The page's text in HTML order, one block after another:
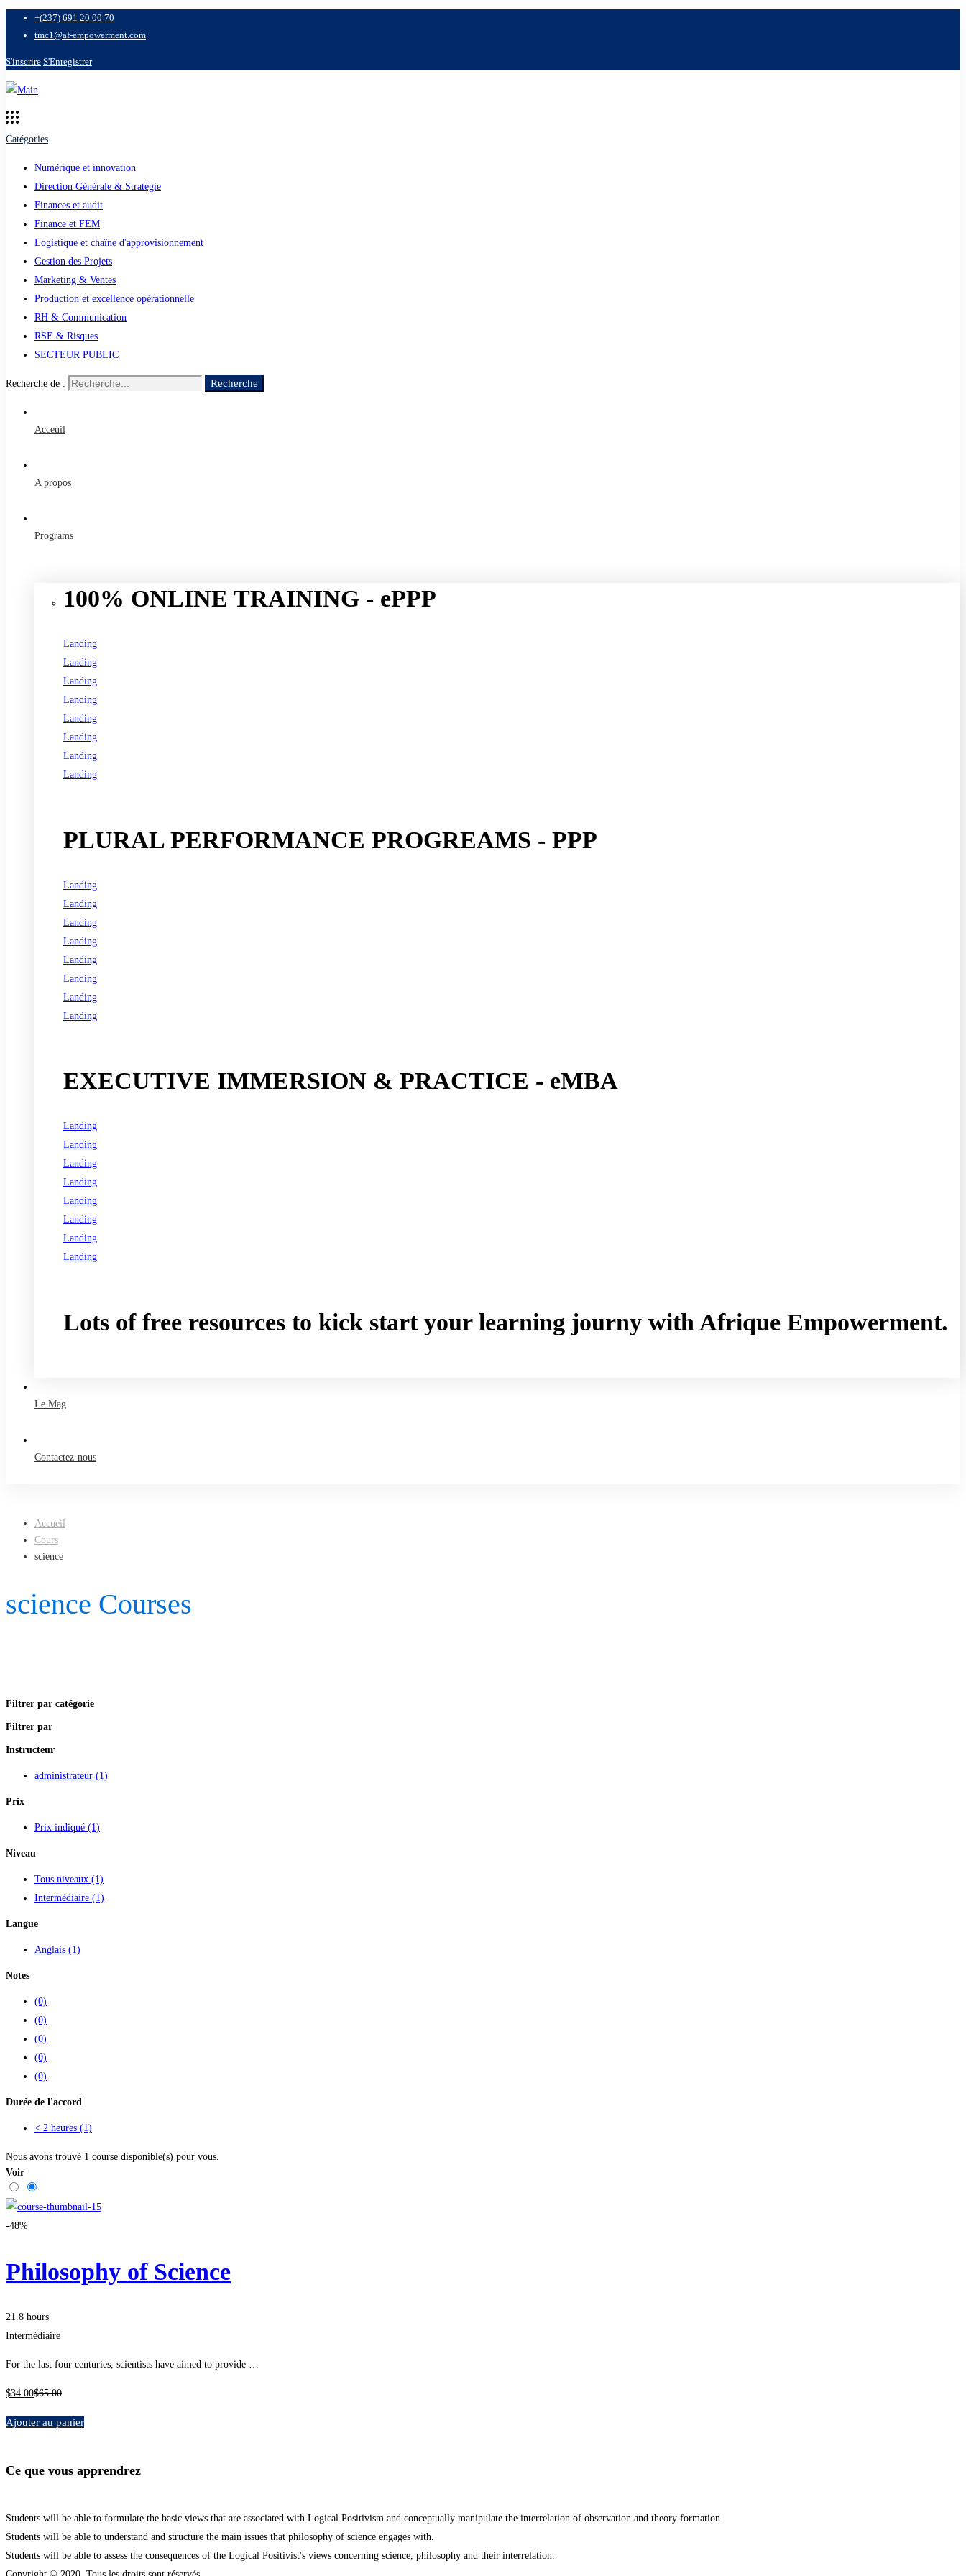
+(237) 691 20 00 70
tmc1@af-empowerment.com
S'inscrire S'Enregistrer
Catégories
Numérique et innovation
Direction Générale & Stratégie
Finances et audit
Finance et FEM
Logistique et chaîne d'approvisionnement
Gestion des Projets
Marketing & Ventes
Production et excellence opérationnelle
RH & Communication
RSE & Risques
SECTEUR PUBLIC
Recherche de : Recherche
Acceuil
A propos
Programs
100% ONLINE TRAINING - ePPP
Landing
Landing
Landing
Landing
Landing
Landing
Landing
Landing
PLURAL PERFORMANCE PROGREAMS - PPP
Landing
Landing
Landing
Landing
Landing
Landing
Landing
Landing
EXECUTIVE IMMERSION & PRACTICE - eMBA
Landing
Landing
Landing
Landing
Landing
Landing
Landing
Landing
Lots of free resources to kick start your learning journy with Afrique Empowerment.
Le Mag
Contactez-nous
Accueil
Cours
science
science Courses
Filtrer par catégorie
Filtrer par
Instructeur
administrateur (1)
Prix
Prix indiqué (1)
Niveau
Tous niveaux (1)
Intermédiaire (1)
Langue
Anglais (1)
Notes
(0)
(0)
(0)
(0)
(0)
Durée de l'accord
< 2 heures (1)
Nous avons trouvé 1 course disponible(s) pour vous.
Voir
-48%
Philosophy of Science
21.8 hours
Intermédiaire
For the last four centuries, scientists have aimed to provide …
$34 .00$65.00
Ajouter au panier
Ce que vous apprendrez
Students will be able to formulate the basic views that are associated with Logical Positivism and conceptually manipulate the interrelation of observation and theory formation
Students will be able to understand and structure the main issues that philosophy of science engages with.
Students will be able to assess the consequences of the Logical Positivist's views concerning science, philosophy and their interrelation.